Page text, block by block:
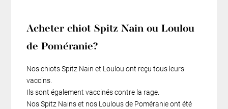
Acheter chiot Spitz Nain ou Loulou
de Poméranie?
Nos chiots Spitz Nain et Loulou ont reçu tous leurs
vaccins.
Ils sont également vaccinés contre la rage.
Nos Spitz Nains et nos Loulous de Poméranie ont été